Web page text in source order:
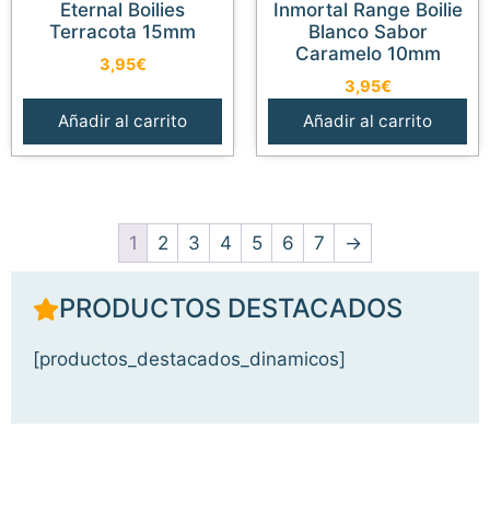
Eternal Boilies
Terracota 15mm
3,95€
Añadir al carrito
Inmortal Range Boilie
Blanco Sabor
Caramelo 10mm
3,95€
Añadir al carrito
1 2 3 4 5 6 7 →
PRODUCTOS DESTACADOS
[productos_destacados_dinamicos]